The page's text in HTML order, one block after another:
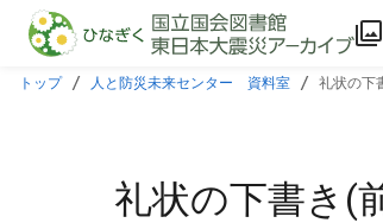
本文に飛ぶ
トップ 人と防災未来センター 資料室 礼状の下
礼状の下書き(